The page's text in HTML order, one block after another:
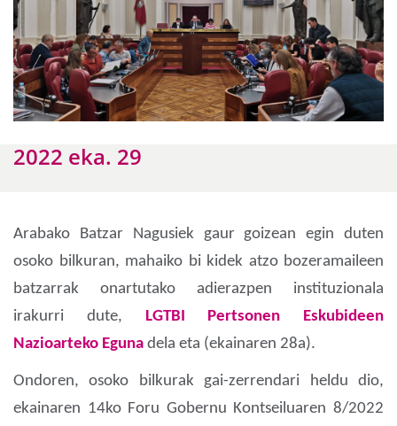
2022 eka. 29
Arabako Batzar Nagusiek gaur goizean egin duten
osoko bilkuran, mahaiko bi kidek atzo bozeramaileen
batzarrak onartutako adierazpen instituzionala
irakurri dute, LGTBI Pertsonen Eskubideen
Nazioarteko Eguna dela eta (ekainaren 28a).
Ondoren, osoko bilkurak gai-zerrendari heldu dio,
ekainaren 14ko Foru Gobernu Kontseiluaren 8/2022